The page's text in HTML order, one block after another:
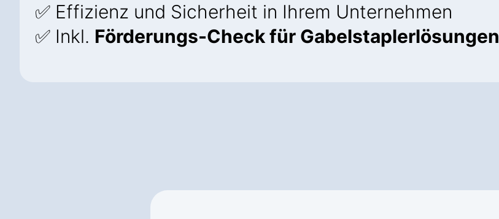
✅ Effizienz und Sicherheit in Ihrem Unternehmen
✅ Inkl. Förderungs-Check für Gabelstaplerlösungen